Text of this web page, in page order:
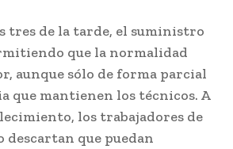
tres de la tarde, el suministro
que la normalidad
aunque sólo de forma parcial
que mantienen los técnicos. A
los trabajadores de
descartan que puedan